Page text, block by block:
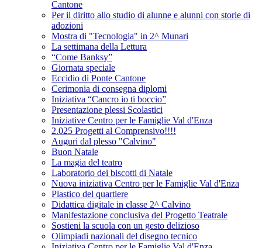
Cantone
Per il diritto allo studio di alunne e alunni con storie di
adozioni
Mostra di "Tecnologia" in 2^ Munari
La settimana della Lettura
“Come Banksy”
Giornata speciale
Eccidio di Ponte Cantone
Cerimonia di consegna diplomi
Iniziativa “Cancro io ti boccio”
Presentazione plessi Scolastici
Iniziative Centro per le Famiglie Val d'Enza
2.025 Progetti al Comprensivo!!!!
Auguri dal plesso "Calvino"
Buon Natale
La magia del teatro
Laboratorio dei biscotti di Natale
Nuova iniziativa Centro per le Famiglie Val d'Enza
Plastico del quartiere
Didattica digitale in classe 2^ Calvino
Manifestazione conclusiva del Progetto Teatrale
Sostieni la scuola con un gesto delizioso
Olimpiadi nazionali del disegno tecnico